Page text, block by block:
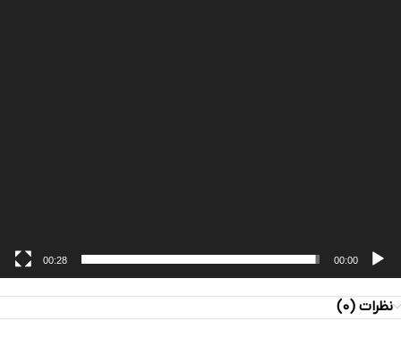
00:00
00:28
نظرات (0)